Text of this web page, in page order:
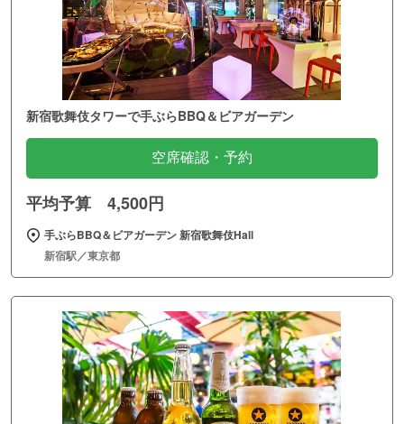
新宿歌舞伎タワーで手ぶらBBQ＆ビアガーデン
空席確認・予約
平均予算 4,500円
手ぶらBBQ＆ビアガーデン 新宿歌舞伎Hall
新宿駅／東京都